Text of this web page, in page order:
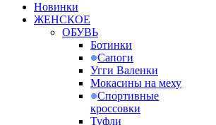
Новинки
ЖЕНСКОЕ
ОБУВЬ
Ботинки
Сапоги
Угги Валенки
Мокасины на меху
Спортивные
кроссовки
Туфли